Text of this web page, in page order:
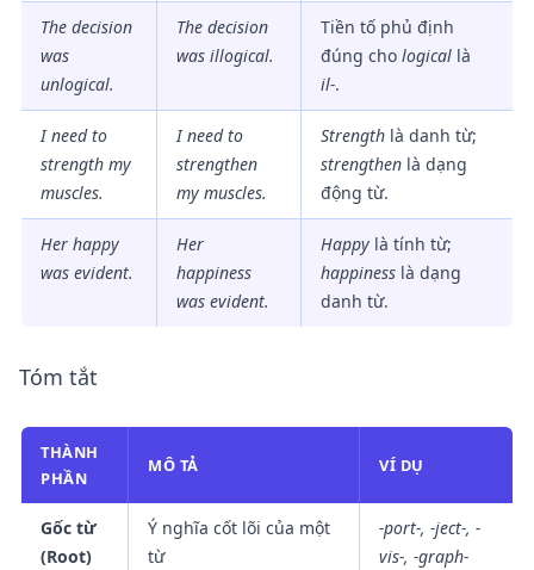
The decision
was
unlogical.
The decision
was illogical.
Tiền tố phủ định
đúng cho logical là
il-.
I need to
strength my
muscles.
I need to
strengthen
my muscles.
Strength là danh từ;
strengthen là dạng
động từ.
Her happy
was evident.
Her
happiness
was evident.
Happy là tính từ;
happiness là dạng
danh từ.
Tóm tắt
THÀNH
PHẦN
MÔ TẢ VÍ DỤ
Gốc từ
(Root)
Ý nghĩa cốt lõi của một
từ
-port-, -ject-, -
vis-, -graph-